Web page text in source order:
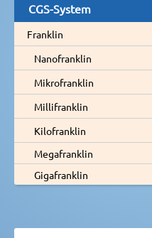
CGS-System
Franklin
Nanofranklin
Mikrofranklin
Millifranklin
Kilofranklin
Megafranklin
Gigafranklin